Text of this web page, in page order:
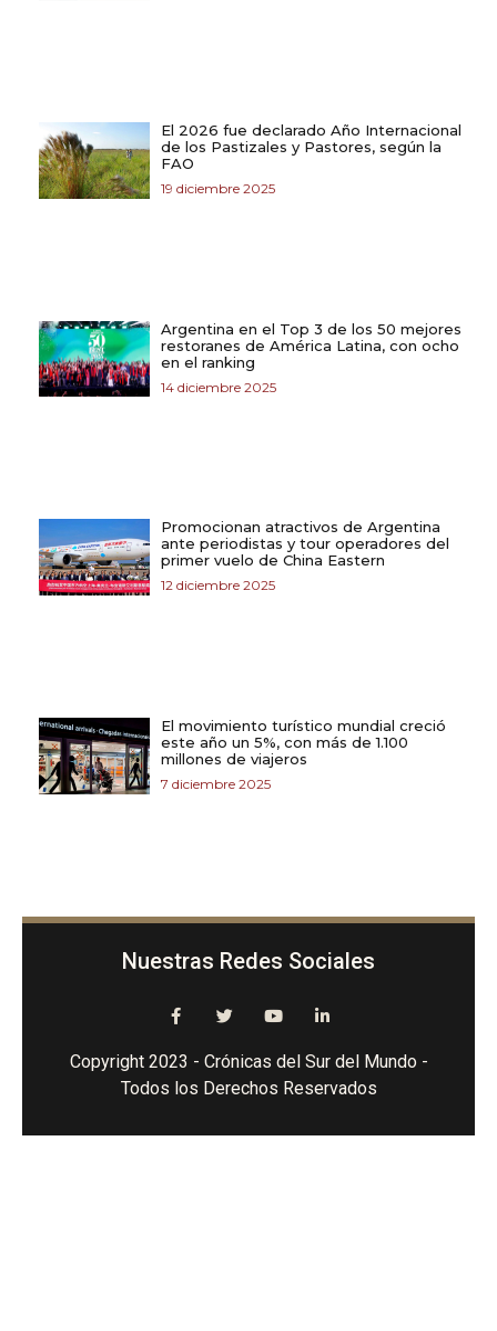
El 2026 fue declarado Año Internacional
de los Pastizales y Pastores, según la
FAO
19 diciembre 2025
Argentina en el Top 3 de los 50 mejores
restoranes de América Latina, con ocho
en el ranking
14 diciembre 2025
Promocionan atractivos de Argentina
ante periodistas y tour operadores del
primer vuelo de China Eastern
12 diciembre 2025
El movimiento turístico mundial creció
este año un 5%, con más de 1.100
millones de viajeros
7 diciembre 2025
Nuestras Redes Sociales
Copyright 2023 - Crónicas del Sur del Mundo -
Todos los Derechos Reservados